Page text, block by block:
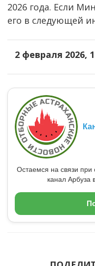
2026 года. Если
его в следующей
2 февраля 2026,
Остаемся на связи при
канал Арбуза